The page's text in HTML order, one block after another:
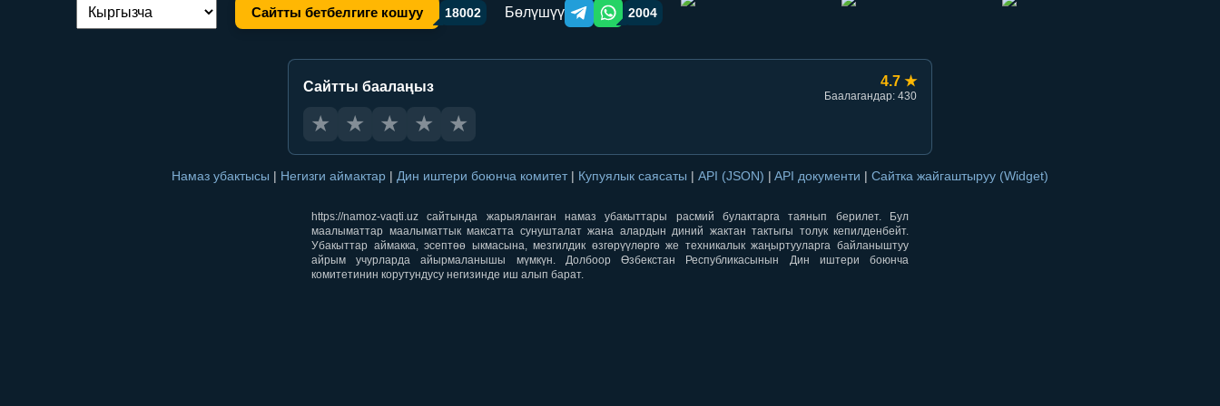
Тилди алмаштыруу: Сайтты бетбелгиге кошуу 18002 Бөлүшүү Telegram orqali ulashish
WhatsApp orqali ulashish
2004
Сайтты баалаңыз 4.7 ★
Баалагандар: 430
★ ★ ★ ★ ★
Намаз убактысы | Негизги аймактар | Дин иштери боюнча комитет | Купуялык саясаты | API (JSON) | API документи | Сайтка жайгаштыруу (Widget)
https://namoz-vaqti.uz сайтында жарыяланган намаз убакыттары расмий булактарга таянып берилет. Бул
маалыматтар маалыматтык максатта сунушталат жана алардын диний жактан тактыгы толук кепилденбейт.
Убакыттар аймакка, эсептөө ыкмасына, мезгилдик өзгөрүүлөргө же техникалык жаңыртууларга байланыштуу
айрым учурларда айырмаланышы мүмкүн. Долбоор Өзбекстан Республикасынын Дин иштери боюнча
комитетинин корутундусу негизинде иш алып барат.